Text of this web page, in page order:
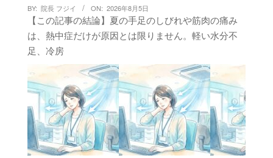
BY: 院長 フジイ ON: 2026年8月5日
【この記事の結論】夏の手足のしびれや筋肉の痛み
は、熱中症だけが原因とは限りません。軽い水分不
足、冷房